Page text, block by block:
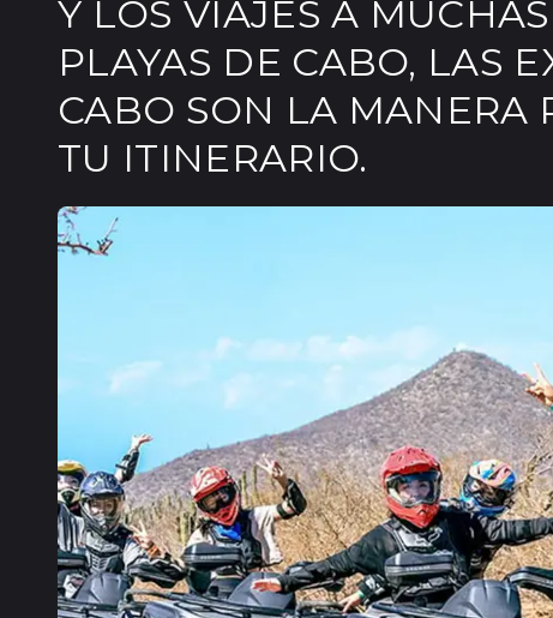
Y LOS VIAJES A
PLAYAS DE CABO, LAS
CABO SON LA MANERA
TU ITINERARIO.